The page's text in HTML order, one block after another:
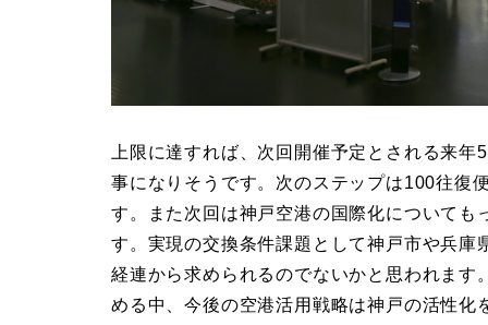
上限に達すれば、次回開催予定とされる来
事になりそうです。次のステップは100往復
す。また次回は神戸空港の国際化について
す。実現の交換条件課題として神戸市や兵
経連から求められるのでないかと思われま
める中、今後の空港活用戦略は神戸の活性化